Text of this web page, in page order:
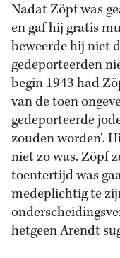
Nadat Zöpf was
en gaf hij gratis
beweerde hij niet
gedeporteerden
begin 1943 had
van de toen
gedeporteerde
zouden worden'.
niet zo was. Zöpf
toentertijd was
medeplichtig te
hetgeen Arendt